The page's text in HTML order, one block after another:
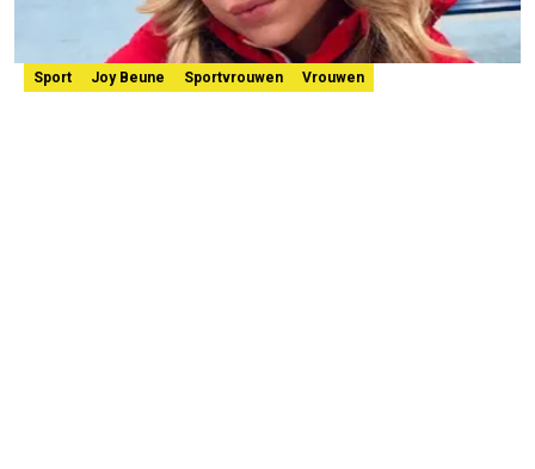
Sport Joy Beune Sportvrouwen Vrouwen